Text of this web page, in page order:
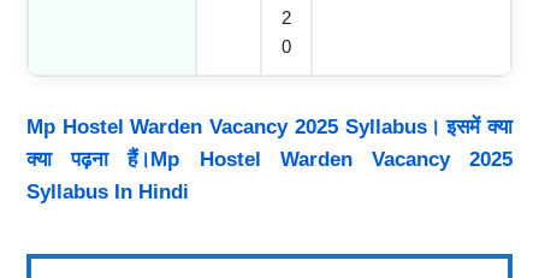
2
0
Mp Hostel Warden Vacancy 2025 Syllabus। इसमें क्या
क्या पढ़ना हैं।Mp Hostel Warden Vacancy 2025
Syllabus In Hindi